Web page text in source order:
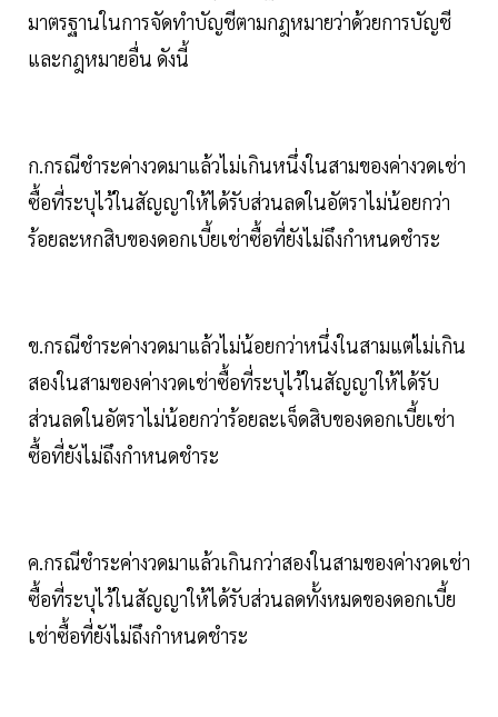
มาตรฐานในการจัดทำบัญชีตามกฎหมายว่าด้วยการบัญชี
และกฎหมายอื่น ดังนี้
ก.กรณีชำระค่างวดมาแล้วไม่เกินหนึ่งในสามของค่างวดเช่า
ซื้อที่ระบุไว้ในสัญญาให้ได้รับส่วนลดในอัตราไม่น้อยกว่า
ร้อยละหกสิบของดอกเบี้ยเช่าซื้อที่ยังไม่ถึงกำหนดชำระ
ข.กรณีชำระค่างวดมาแล้วไม่น้อยกว่าหนึ่งในสามแต่ไม่เกิน
สองในสามของค่างวดเช่าซื้อที่ระบุไว้ในสัญญาให้ได้รับ
ส่วนลดในอัตราไม่น้อยกว่าร้อยละเจ็ดสิบของดอกเบี้ยเช่า
ซื้อที่ยังไม่ถึงกำหนดชำระ
ค.กรณีชำระค่างวดมาแล้วเกินกว่าสองในสามของค่างวดเช่า
ซื้อที่ระบุไว้ในสัญญาให้ได้รับส่วนลดทั้งหมดของดอกเบี้ย
เช่าซื้อที่ยังไม่ถึงกำหนดชำระ